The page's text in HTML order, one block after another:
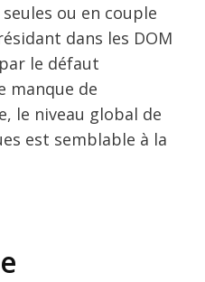
ou en couple
dans les DOM
le défaut
manque de
le niveau global de
est semblable à la